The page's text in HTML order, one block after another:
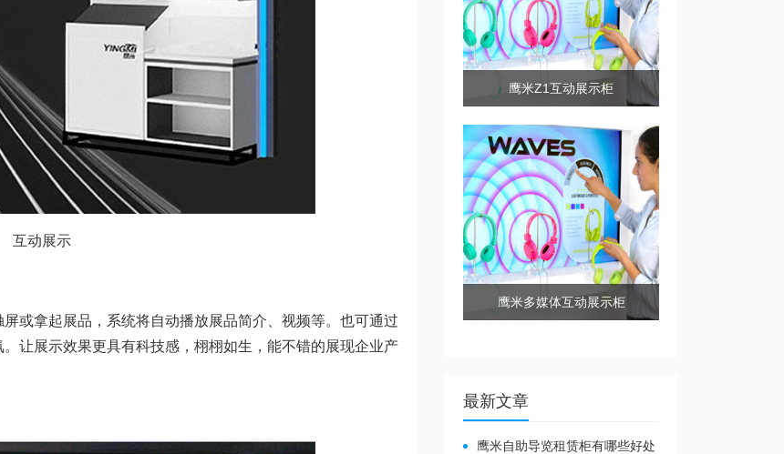
互动展示
或拿起展品，系统将自动播放展品简介、视频等。也可通过
让展示效果更具有科技感，栩栩如生，能不错的展现企业产
鹰米Z1互动展示柜
鹰米多媒体互动展示柜
最新文章
鹰米自助导览租赁柜有哪些好处